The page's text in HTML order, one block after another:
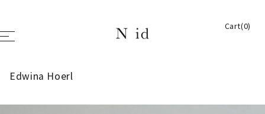
Cart(0)
Edwina Hoerl